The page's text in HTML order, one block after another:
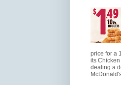
price for a
its Chicken
dealing a